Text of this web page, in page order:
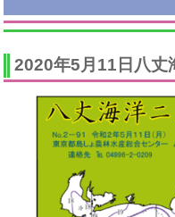
2020年5月11日八丈